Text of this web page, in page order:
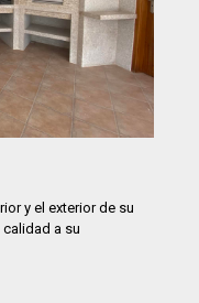
y el exterior de su
a su